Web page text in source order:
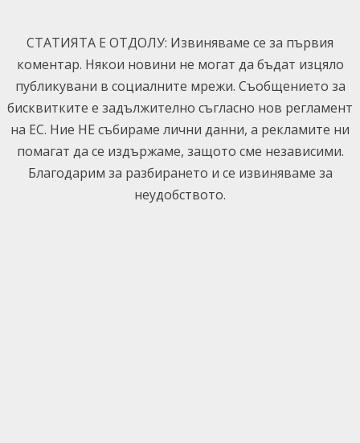
content
СТАТИЯТА Е ОТДОЛУ: Извиняваме се за първия
коментар. Някои новини не могат да бъдат изцяло
публикувани в социалните мрежи. Съобщението за
бисквитките е задължително съгласно нов регламент
на ЕС. Ние НЕ събираме лични данни, а рекламите ни
помагат да се издържаме, защото сме независими.
Благодарим за разбирането и се извиняваме за
неудобството.